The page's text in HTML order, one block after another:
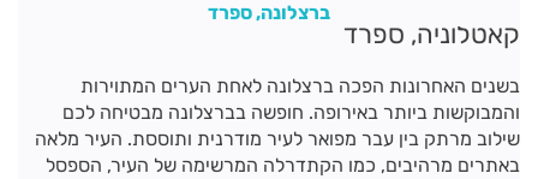
ברצלונה, ספרד
קאטלוניה, ספרד
בשנים האחרונות הפכה ברצלונה לאחת הערים המתוירות
והמבוקשות ביותר באירופה. חופשה בברצלונה מבטיחה לכם
שילוב מרתק בין עבר מפואר לעיר מודרנית ותוססת. העיר מלאה
באתרים מרהיבים, כמו הקתדרלה המרשימה של העיר, הספסל